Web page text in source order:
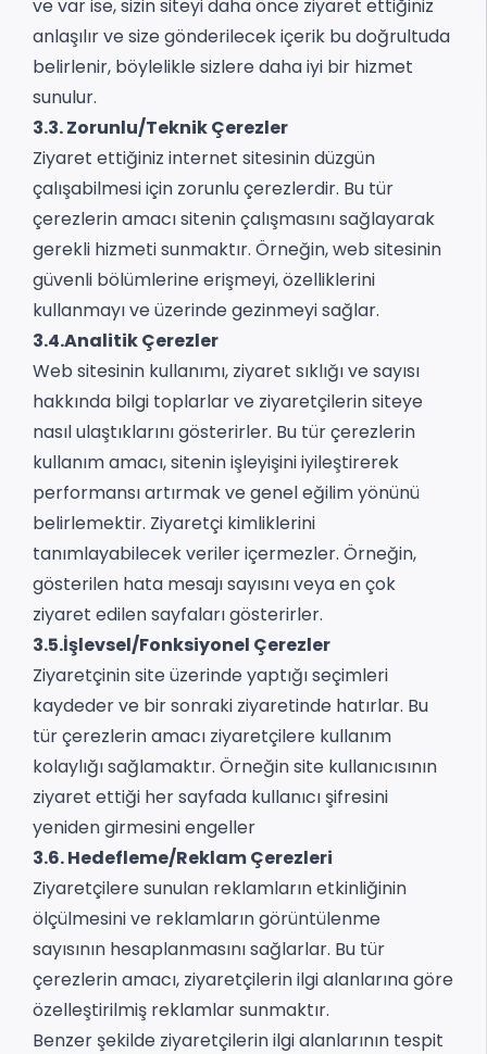
ve var ise, sizin siteyi daha önce ziyaret ettiğiniz
anlaşılır ve size gönderilecek içerik bu doğrultuda
belirlenir, böylelikle sizlere daha iyi bir hizmet
sunulur.
3.3. Zorunlu/Teknik Çerezler
Ziyaret ettiğiniz internet sitesinin düzgün
çalışabilmesi için zorunlu çerezlerdir. Bu tür
çerezlerin amacı sitenin çalışmasını sağlayarak
gerekli hizmeti sunmaktır. Örneğin, web sitesinin
güvenli bölümlerine erişmeyi, özelliklerini
kullanmayı ve üzerinde gezinmeyi sağlar.
3.4.Analitik Çerezler
Web sitesinin kullanımı, ziyaret sıklığı ve sayısı
hakkında bilgi toplarlar ve ziyaretçilerin siteye
nasıl ulaştıklarını gösterirler. Bu tür çerezlerin
kullanım amacı, sitenin işleyişini iyileştirerek
performansı artırmak ve genel eğilim yönünü
belirlemektir. Ziyaretçi kimliklerini
tanımlayabilecek veriler içermezler. Örneğin,
gösterilen hata mesajı sayısını veya en çok
ziyaret edilen sayfaları gösterirler.
3.5.İşlevsel/Fonksiyonel Çerezler
Ziyaretçinin site üzerinde yaptığı seçimleri
kaydeder ve bir sonraki ziyaretinde hatırlar. Bu
tür çerezlerin amacı ziyaretçilere kullanım
kolaylığı sağlamaktır. Örneğin site kullanıcısının
ziyaret ettiği her sayfada kullanıcı şifresini
yeniden girmesini engeller
3.6. Hedefleme/Reklam Çerezleri
Ziyaretçilere sunulan reklamların etkinliğinin
ölçülmesini ve reklamların görüntülenme
sayısının hesaplanmasını sağlarlar. Bu tür
çerezlerin amacı, ziyaretçilerin ilgi alanlarına göre
özelleştirilmiş reklamlar sunmaktır.
Benzer şekilde ziyaretçilerin ilgi alanlarının tespit